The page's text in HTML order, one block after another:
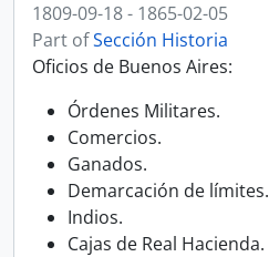
1809-09-18 - 1865-02-05
Part ofSección Historia
Oficios de Buenos Aires:
Órdenes Militares.
Comercios.
Ganados.
Demarcación de límites.
Indios.
Cajas de Real Hacienda.